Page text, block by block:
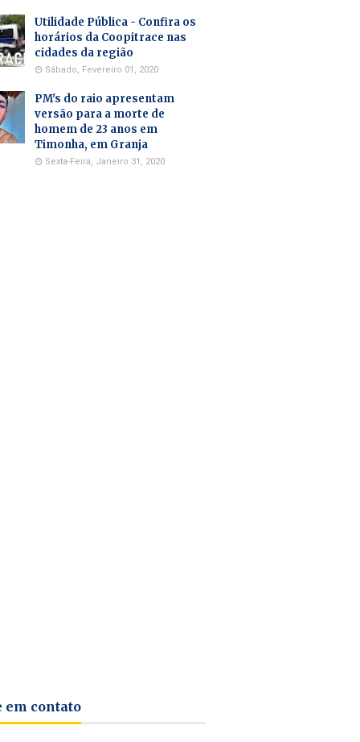
Utilidade Pública - Confira os
horários da Coopitrace nas
cidades da região
Sábado, Fevereiro 01, 2020
PM's do raio apresentam
versão para a morte de
homem de 23 anos em
Timonha, em Granja
Sexta-Feira, Janeiro 31, 2020
em contato